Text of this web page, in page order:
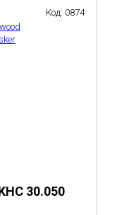
30.050
Код: 0874